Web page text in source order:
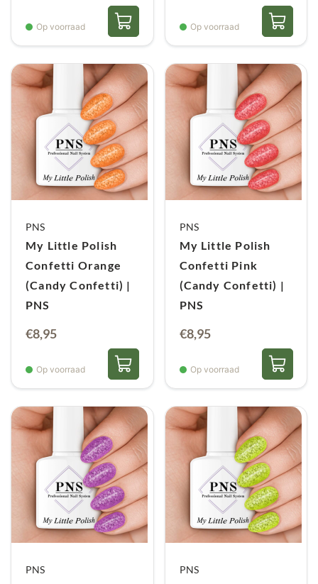
Op voorraad Op voorraad
PNS
My Little Polish
Confetti Orange
(Candy Confetti) |
PNS
€8,95
Op voorraad
PNS
My Little Polish
Confetti Pink
(Candy Confetti) |
PNS
€8,95
Op voorraad
PNS PNS